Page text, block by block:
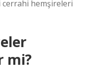
cerrahi hemşireleri
mi?